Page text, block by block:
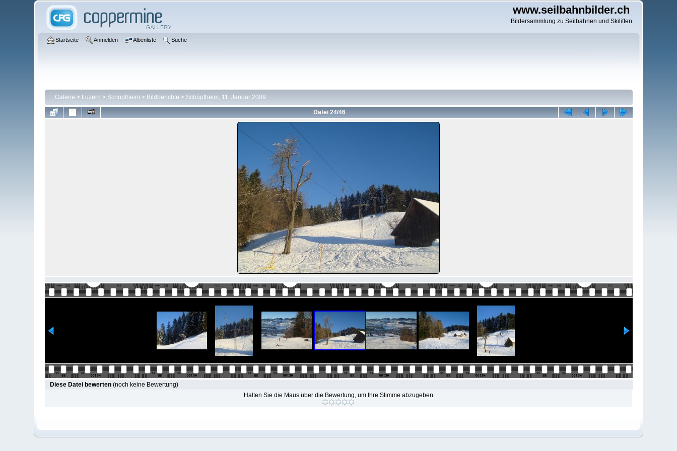
www.seilbahnbilder.ch
Bildersammlung zu Seilbahnen und Skiliften
Startseite Anmelden Albenliste Suche
Galerie > Luzern > Schüpfheim > Bildberichte > Schüpfheim, 11. Januar 2009
Datei 24/46
Diese Datei bewerten(noch keine Bewertung)
Halten Sie die Maus über die Bewertung, um Ihre Stimme abzugeben